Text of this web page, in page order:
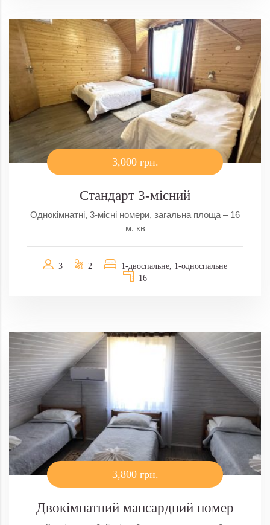
3,000 грн.
Стандарт 3-місний
Однокімнатні, 3-місні номери, загальна площа – 16
м. кв
3 2
1-двоспальне, 1-односпальне
16
3,800 грн.
Двокімнатний мансардний номер